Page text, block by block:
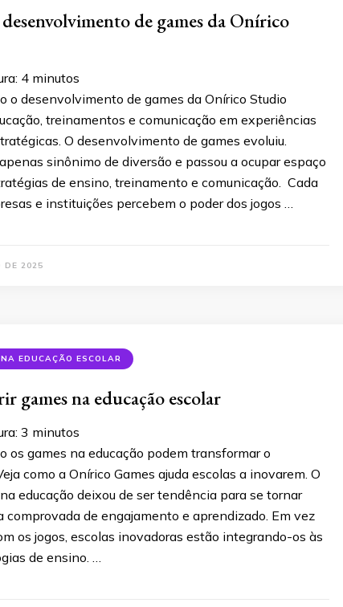
de games da Onírico
4 minutos
o desenvolvimento de games da Onírico Studio
treinamentos e comunicação em experiências
O desenvolvimento de games evoluiu.
sinônimo de diversão e passou a ocupar espaço
de ensino, treinamento e comunicação. Cada
e instituições percebem o poder dos jogos …
DE 2025
EDUCAÇÃO ESCOLAR
games na educação escolar
3 minutos
os games na educação podem transformar o
como a Onírico Games ajuda escolas a inovarem. O
educação deixou de ser tendência para se tornar
comprovada de engajamento e aprendizado. Em vez
os jogos, escolas inovadoras estão integrando-os às
de ensino. …